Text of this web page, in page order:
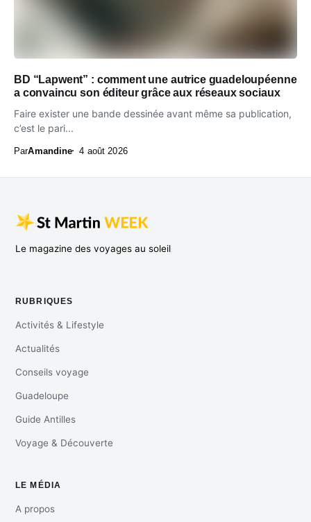
BD “Lapwent” : comment une autrice guadeloupéenne
a convaincu son éditeur grâce aux réseaux sociaux
Faire exister une bande dessinée avant même sa publication,
c’est le pari...
ParAmandine 4 août 2026
Le magazine des voyages au soleil
RUBRIQUES
Activités & Lifestyle
Actualités
Conseils voyage
Guadeloupe
Guide Antilles
Voyage & Découverte
LE MÉDIA
A propos